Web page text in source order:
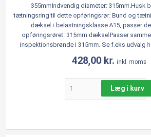
355mmIndvendig diameter: 315mm.Husk
tætningsring til dette opføringsrør: Bund og
dæksel i belastningsklasse A15, passer
opføringsrøret: 315mm dækselPasser
inspektionsbrønde i 315mm. Se f.eks udvalg
428,00 kr. inkl. moms
Læg i kurv